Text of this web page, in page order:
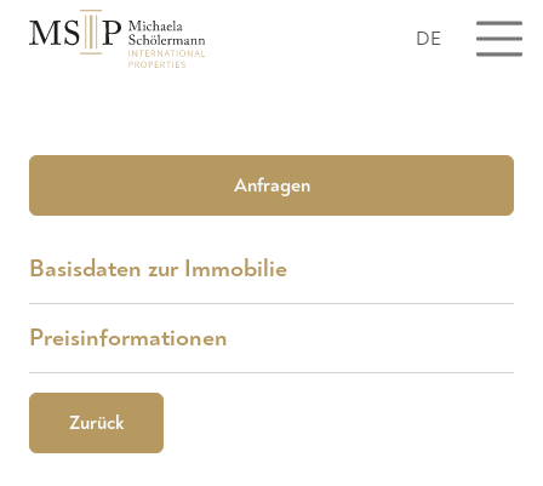
DE
Anfragen
Basisdaten zur Immobilie
Preisinformationen
Zurück